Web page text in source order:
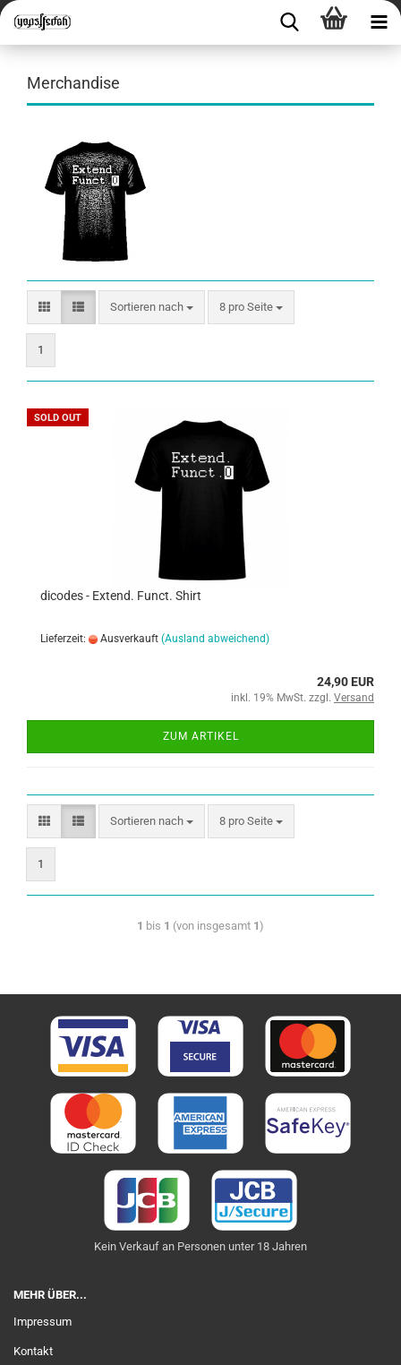
Merchandise
Sortieren nach 8 pro Seite
1
SOLD OUT
dicodes - Extend. Funct. Shirt
Lieferzeit: Ausverkauft (Ausland abweichend)
24,90 EUR
inkl. 19% MwSt. zzgl. Versand
ZUM ARTIKEL
Sortieren nach 8 pro Seite
1
1 bis 1 (von insgesamt 1)
Kein Verkauf an Personen unter 18 Jahren
MEHR ÜBER...
Impressum
Kontakt